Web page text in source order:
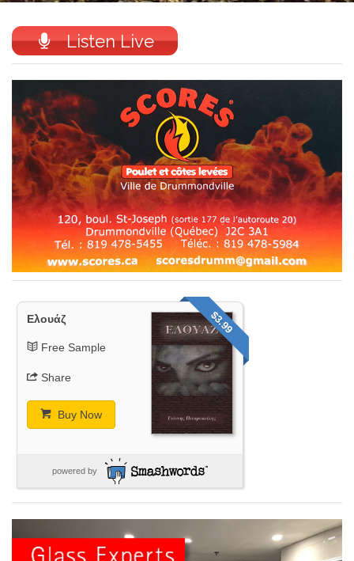
Listen Live
$3.99
Ελουάζ
Free Sample
Share
Buy Now
powered by